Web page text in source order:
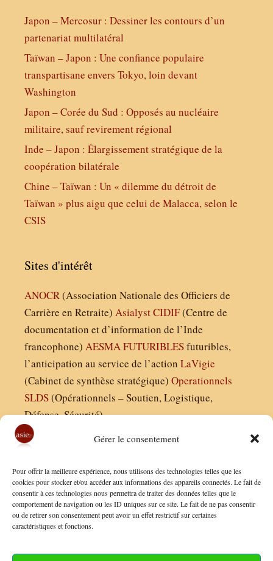
Gérer le consentement
Pour offrir la meilleure expérience, nous utilisons des technologies telles que les
cookies pour stocker et/ou accéder aux informations des appareils connectés. Le fait de
consentir à ces technologies nous permettra de traiter des données telles que le
comportement de navigation ou les ID uniques sur ce site. Le fait de ne pas consentir
ou de retirer son consentement peut avoir un effet restrictif sur certaines
caractéristiques et fonctions.
Japon – Mercosur : Dessiner les contours d’un
partenariat multilatéral
Taïwan – Japon : Une confiance populaire
transpartisane envers Tokyo, loin devant
Washington
Japon – Corée du Sud : Opposés au nucléaire
militaire, sauf revirement régional
Inde – Japon : Élargissement stratégique de la
coopération bilatérale
Chine – Taïwan : Un « dilemme du détroit de
Taïwan » plus aigu que celui de Malacca, selon le
CSIS
Sites d'intérêt
ANOCR(Association Nationale des Officiers de
Carrière en Retraite) AsialystCIDIF(Centre de
documentation et d’information de l’Inde
francophone) AESMAFUTURIBLESfuturibles,
l’anticipation au service de l’action LaVigie
(Cabinet de synthèse stratégique) Operationnels
SLDS(Opérationnels – Soutien, Logistique,
Défense, Sécurité)
Finaldées EURL
Siège social : 13 avenue Boudon, 75016, Paris
Nous contacter